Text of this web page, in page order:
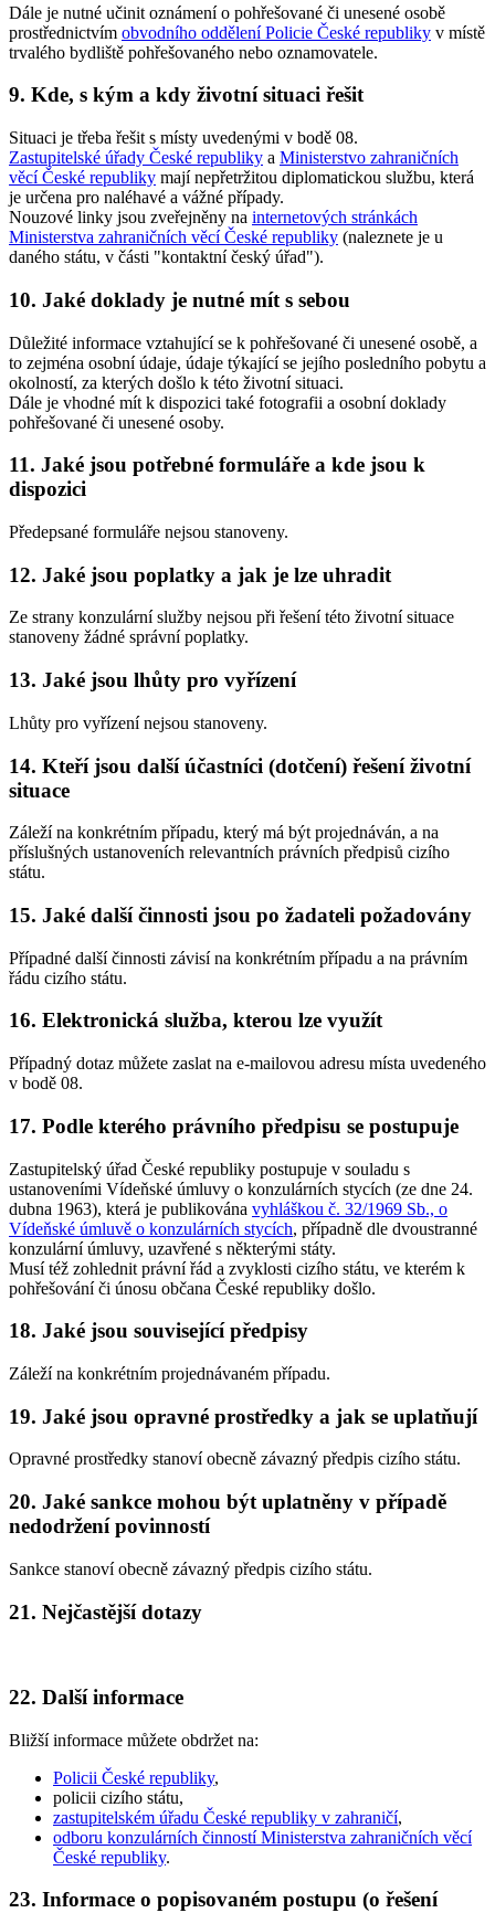
Dále je nutné učinit oznámení o pohřešované či unesené osobě
prostřednictvím obvodního oddělení Policie České republiky v místě
trvalého bydliště pohřešovaného nebo oznamovatele.
9. Kde, s kým a kdy životní situaci řešit
Situaci je třeba řešit s místy uvedenými v bodě 08.
Zastupitelské úřady České republiky a Ministerstvo zahraničních
věcí České republiky mají nepřetržitou diplomatickou službu, která
je určena pro naléhavé a vážné případy.
Nouzové linky jsou zveřejněny na internetových stránkách
Ministerstva zahraničních věcí České republiky (naleznete je u
daného státu, v části "kontaktní český úřad").
10. Jaké doklady je nutné mít s sebou
Důležité informace vztahující se k pohřešované či unesené osobě, a
to zejména osobní údaje, údaje týkající se jejího posledního pobytu a
okolností, za kterých došlo k této životní situaci.
Dále je vhodné mít k dispozici také fotografii a osobní doklady
pohřešované či unesené osoby.
11. Jaké jsou potřebné formuláře a kde jsou k
dispozici
Předepsané formuláře nejsou stanoveny.
12. Jaké jsou poplatky a jak je lze uhradit
Ze strany konzulární služby nejsou při řešení této životní situace
stanoveny žádné správní poplatky.
13. Jaké jsou lhůty pro vyřízení
Lhůty pro vyřízení nejsou stanoveny.
14. Kteří jsou další účastníci (dotčení) řešení životní
situace
Záleží na konkrétním případu, který má být projednáván, a na
příslušných ustanoveních relevantních právních předpisů cizího
státu.
15. Jaké další činnosti jsou po žadateli požadovány
Případné další činnosti závisí na konkrétním případu a na právním
řádu cizího státu.
16. Elektronická služba, kterou lze využít
Případný dotaz můžete zaslat na e-mailovou adresu místa uvedeného
v bodě 08.
17. Podle kterého právního předpisu se postupuje
Zastupitelský úřad České republiky postupuje v souladu s
ustanoveními Vídeňské úmluvy o konzulárních stycích (ze dne 24.
dubna 1963), která je publikována vyhláškou č. 32/1969 Sb., o
Vídeňské úmluvě o konzulárních stycích, případně dle dvoustranné
konzulární úmluvy, uzavřené s některými státy.
Musí též zohlednit právní řád a zvyklosti cizího státu, ve kterém k
pohřešování či únosu občana České republiky došlo.
18. Jaké jsou související předpisy
Záleží na konkrétním projednávaném případu.
19. Jaké jsou opravné prostředky a jak se uplatňují
Opravné prostředky stanoví obecně závazný předpis cizího státu.
20. Jaké sankce mohou být uplatněny v případě
nedodržení povinností
Sankce stanoví obecně závazný předpis cizího státu.
21. Nejčastější dotazy
22. Další informace
Bližší informace můžete obdržet na:
Policii České republiky,
policii cizího státu,
zastupitelském úřadu České republiky v zahraničí,
odboru konzulárních činností Ministerstva zahraničních věcí
České republiky.
23. Informace o popisovaném postupu (o řešení